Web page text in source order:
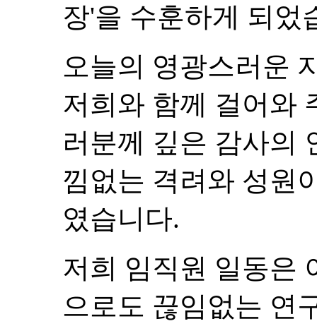
장'을 수훈하게 되었
오늘의 영광스러운
저희와 함께 걸어와
러분께 깊은 감사의
낌없는 격려와 성원
였습니다.
저희 임직원 일동은
으로도 끊임없는 연